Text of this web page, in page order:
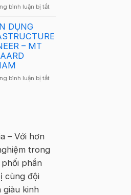
Hà
quay
tại
bình luận bị tắtở
tuyển
Tekla
–
DỤNG
– MT
bình luận bị tắtở
VIETNAM
– Với hơn
trong
phần
cùng đội
giàu kinh